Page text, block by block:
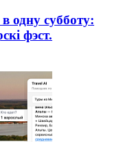
одну субботу:
фэст.